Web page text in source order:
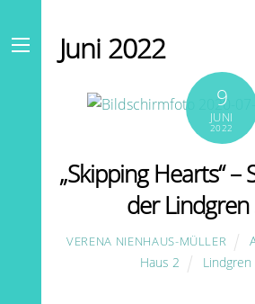
content
Menu Juni 2022
9
JUNI
2022
„Skipping Hearts“ –
der Lindgren
VERENA NIENHAUS-MÜLLER
Haus 2
Lindgren